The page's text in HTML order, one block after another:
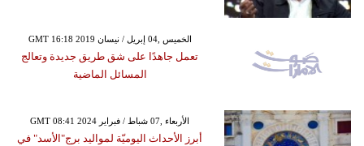
GMT 16:18 2019 الخميس ,04 إبريل / نيسان
تعمل جاهدًا على شق طريق جديدة وتعالج
المسائل الماضية
GMT 08:41 2024 الأربعاء ,07 شباط / فبراير
أبرز الأحداث اليوميّة لمواليد برج"الأسد" في